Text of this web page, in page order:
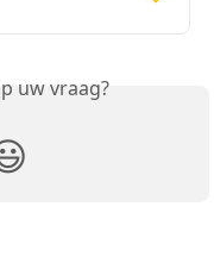
uw vraag?